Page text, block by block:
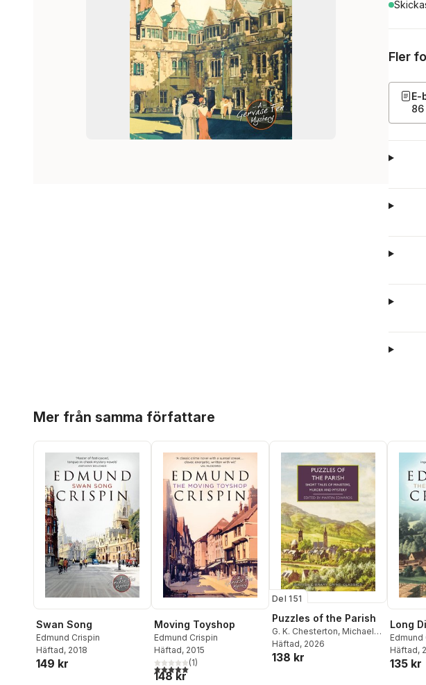
Fler
E-
86
Mer från samma författare
Swan Song
Edmund Crispin
Häftad, 2018
149 kr
Moving Toyshop
Edmund Crispin
Häftad, 2015
5,0utav 5 stjärnor. Totalt antal röster:
(1)
148 kr
Del 151
Puzzles of the Parish
G. K. Chesterton, Michael
Gilbert, Joyce Porter
Bailey,Cyril Hare
Häftad, 2026
138 kr
Long
Edmund
Häftad,
135 kr